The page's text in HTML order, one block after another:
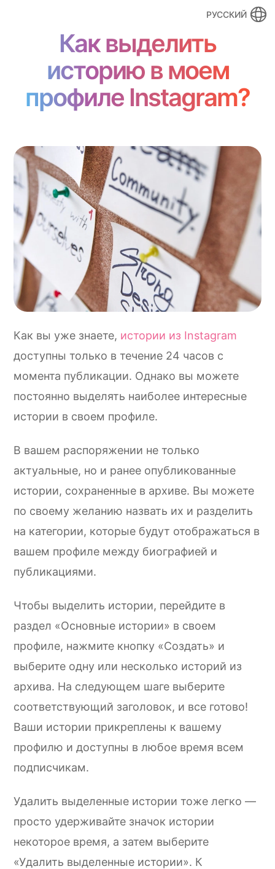
РУССКИЙ
Как выделить
историю в моем
профиле Instagram?
Как вы уже знаете, истории из Instagram
доступны только в течение 24 часов с
момента публикации. Однако вы можете
постоянно выделять наиболее интересные
истории в своем профиле.
В вашем распоряжении не только
актуальные, но и ранее опубликованные
истории, сохраненные в архиве. Вы можете
по своему желанию назвать их и разделить
на категории, которые будут отображаться в
вашем профиле между биографией и
публикациями.
Чтобы выделить истории, перейдите в
раздел «Основные истории» в своем
профиле, нажмите кнопку «Создать» и
выберите одну или несколько историй из
архива. На следующем шаге выберите
соответствующий заголовок, и все готово!
Ваши истории прикреплены к вашему
профилю и доступны в любое время всем
подписчикам.
Удалить выделенные истории тоже легко —
просто удерживайте значок истории
некоторое время, а затем выберите
«Удалить выделенные истории». К